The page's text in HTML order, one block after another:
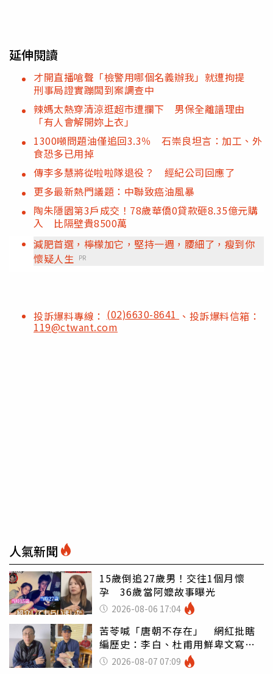
延伸閱讀
才開直播嗆聲「檢警用哪個名義辦我」就遭拘提
刑事局證實蹦闆到案調查中
辣媽太熱穿清涼逛超市遭攔下 男保全離譜理由
「有人會解開妳上衣」
1300噸問題油僅追回3.3％ 石崇良坦言：加工、外
食恐多已用掉
傳李多慧將從啦啦隊退役？ 經紀公司回應了
更多最新熱門議題：中聯致癌油風暴
陶朱隱園第3戶成交！78歲華僑0貸款砸8.35億元購
入 比隔壁貴8500萬
減肥首選，檸檬加它，堅持一週，腰細了，瘦到你
懷疑人生 PR
投訴爆料專線： (02)6630-8641 、投訴爆料信箱：
119@ctwant.com
人氣新聞
15歲倒追27歲男！交往1個月懷
孕 36歲當阿嬤故事曝光
2026-08-06 17:04
苦苓喊「唐朝不存在」 網紅批瞎
編歷史：李白、杜甫用鮮卑文寫
詩？2026-08-07 07:09